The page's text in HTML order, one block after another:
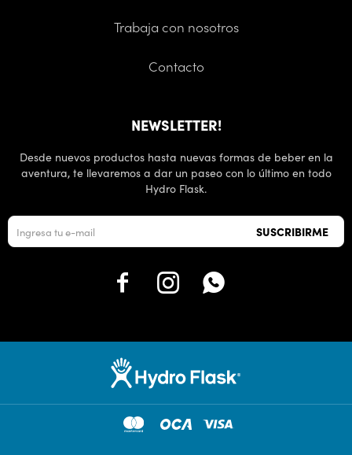
Trabaja con nosotros
Contacto
NEWSLETTER!
Desde nuevos productos hasta nuevas formas de beber en la
aventura, te llevaremos a dar un paseo con lo último en todo
Hydro Flask.
SUSCRIBIRME
  